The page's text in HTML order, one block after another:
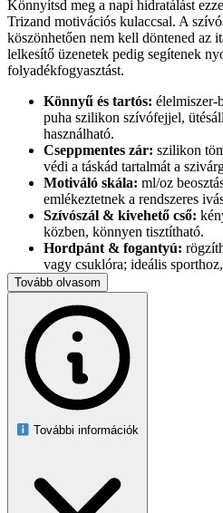
Könnyítsd meg a napi hidratálást
Trizand motivációs kulaccsal. A
köszönhetően nem kell döntened az
lelkesítő üzenetek pedig segítenek
folyadékfogyasztást.
Könnyű és tartós: élelmiszer-
puha szilikon szívófejjel,
használható.
Cseppmentes zár: szilikon
védi a táskád tartalmát a
Motiváló skála: ml/oz
emlékeztetnek a rendszeres
Szívószál & kivehető cső:
közben, könnyen tisztítható.
Hordpánt & fogantyú:
vagy csuklóra; ideális
Személyre szabható:
varázsolhatod a kulacsodat.
Méretek és adatok:
rózsaszín/kék felület.
Tisztítás:
kézi mosás ajánlott,
Tovább olvasom
További információk